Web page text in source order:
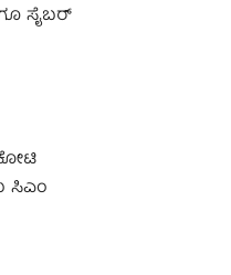
ಸೈಬರ್
ಸಿಎಂ